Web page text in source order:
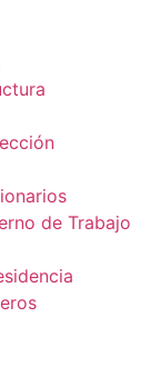
de Trabajo